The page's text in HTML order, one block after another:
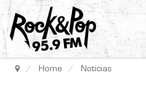
Home Noticias